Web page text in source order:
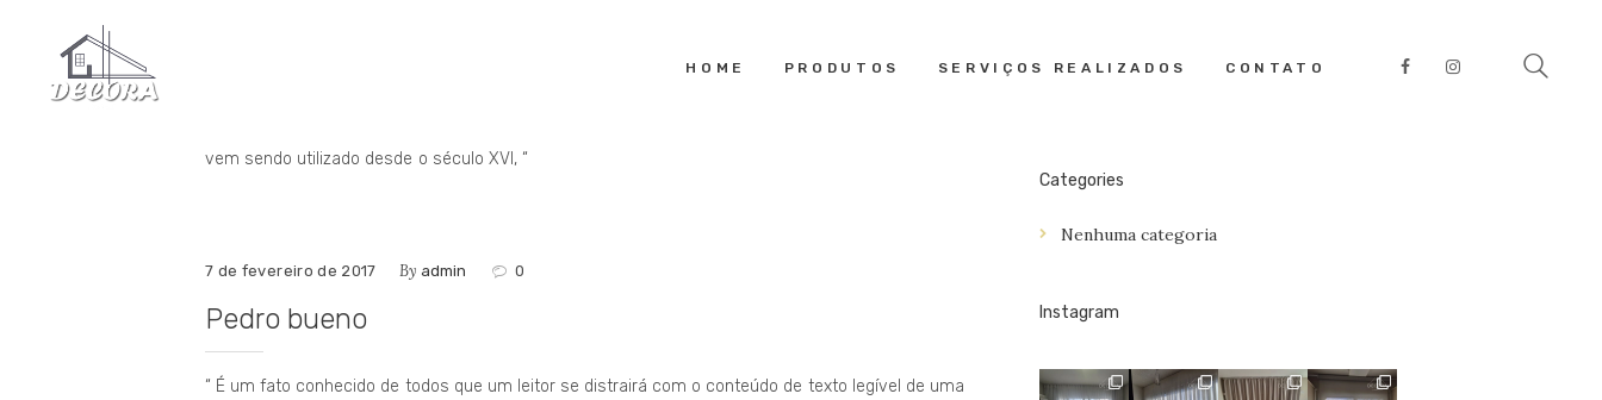
HOME PRODUTOS SERVIÇOS REALIZADOS CONTATO
vem sendo utilizado desde o século XVI, “
7 de fevereiro de 2017 By admin 0
Pedro bueno
“ É um fato conhecido de todos que um leitor se distrairá com o conteúdo de texto legível de uma
Pesquisar
Categories
Nenhuma categoria
Instagram